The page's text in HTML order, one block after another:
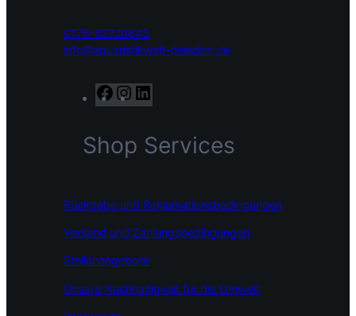
0176-62720643
info@aquaristikwelt-dresden.de
F
a
e
b
k
n
t
a
a
i
k
e
n
Shop Services
Rückgabe und Reklamationsbedingungen
Versand und Zahlungsbedingungen
Stellenangebote
Unsere Nachhaltigkeit für die Umwelt